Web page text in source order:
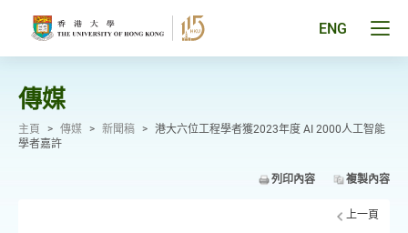
ENG
傳媒
主頁 > 傳媒 > 新聞稿 > 港大六位工程學者獲2023年度 AI 2000人工智能
學者嘉許
列印內容 複製內容
上一頁